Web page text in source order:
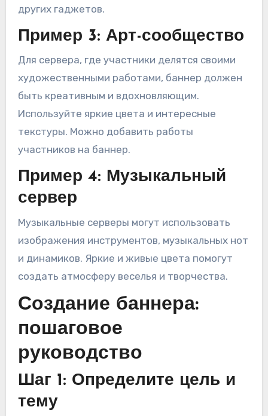
других гаджетов.
Пример 3: Арт-сообщество
Для сервера, где участники делятся своими
художественными работами, баннер должен
быть креативным и вдохновляющим.
Используйте яркие цвета и интересные
текстуры. Можно добавить работы
участников на баннер.
Пример 4: Музыкальный
сервер
Музыкальные серверы могут использовать
изображения инструментов, музыкальных нот
и динамиков. Яркие и живые цвета помогут
создать атмосферу веселья и творчества.
Создание баннера:
пошаговое
руководство
Шаг 1: Определите цель и
тему